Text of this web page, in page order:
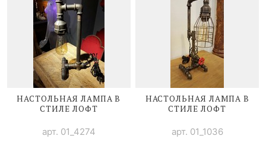
НАСТОЛЬНАЯ ЛАМПА В
СТИЛЕ ЛОФТ
арт. 01_4274
НАСТОЛЬНАЯ ЛАМПА В
СТИЛЕ ЛОФТ
арт. 01_1036